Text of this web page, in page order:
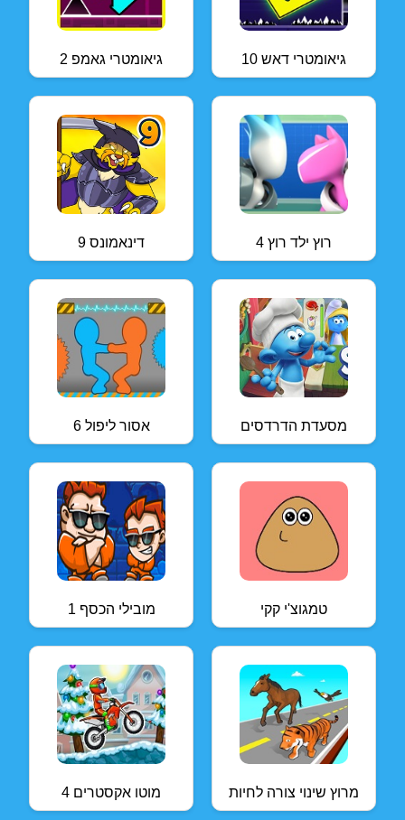
גיאומטרי גאמפ 2 גיאומטרי דאש 10
דינאמונס 9 רוץ ילד רוץ 4
אסור ליפול 6 מסעדת הדרדסים
מובילי הכסף 1 טמגוצ'י קקי
מוטו אקסטרים 4 מרוץ שינוי צורה לחיות